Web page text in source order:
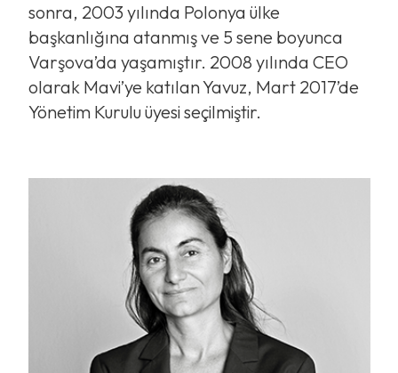
sonra, 2003 yılında Polonya ülke
başkanlığına atanmış ve 5 sene boyunca
Varşova’da yaşamıştır. 2008 yılında CEO
olarak Mavi’ye katılan Yavuz, Mart 2017’de
Yönetim Kurulu üyesi seçilmiştir.